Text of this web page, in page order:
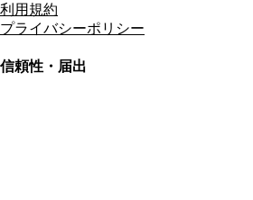
利用規約
プライバシーポリシー
信頼性・届出